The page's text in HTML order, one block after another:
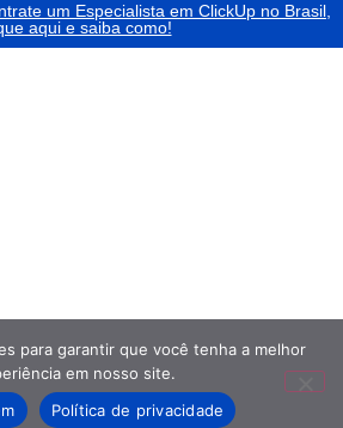
um Especialista em ClickUp no Brasil,
aqui e saiba como!
para garantir que você tenha a melhor
em nosso site.
Política de privacidade